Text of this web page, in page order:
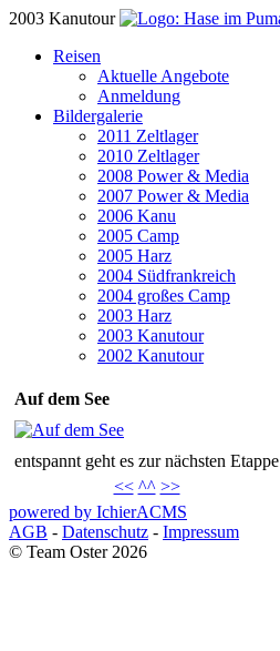
2003 Kanutour
Reisen
Aktuelle Angebote
Anmeldung
Bildergalerie
2011 Zeltlager
2010 Zeltlager
2008 Power & Media
2007 Power & Media
2006 Kanu
2005 Camp
2005 Harz
2004 Südfrankreich
2004 großes Camp
2003 Harz
2003 Kanutour
2002 Kanutour
Auf dem See
entspannt geht es zur nächsten Etappe
<< ^^ >>
powered by IchierACMS
AGB - Datenschutz - Impressum
© Team Oster 2026